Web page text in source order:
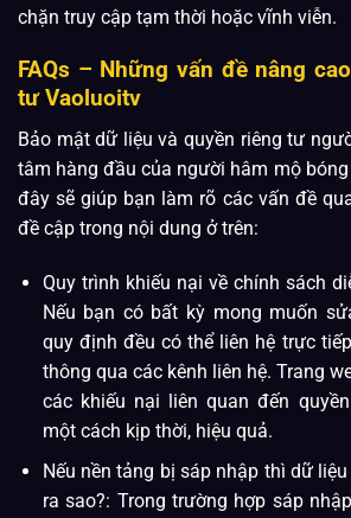
chặn truy cập tạm thời hoặc vĩnh viễn.
FAQs – Những vấn đề nâng
tư Vaoluoitv
Bảo mật dữ liệu và quyền riêng tư
tâm hàng đầu của người hâm mộ bóng
đây sẽ giúp bạn làm rõ các vấn đề
đề cập trong nội dung ở trên:
Quy trình khiếu nại về chính sách
Nếu bạn có bất kỳ mong muốn
quy định đều có thể liên hệ trực
thông qua các kênh liên hệ. Trang
các khiếu nại liên quan đến
một cách kịp thời, hiệu quả.
Nếu nền tảng bị sáp nhập thì dữ
ra sao?: Trong trường hợp sáp